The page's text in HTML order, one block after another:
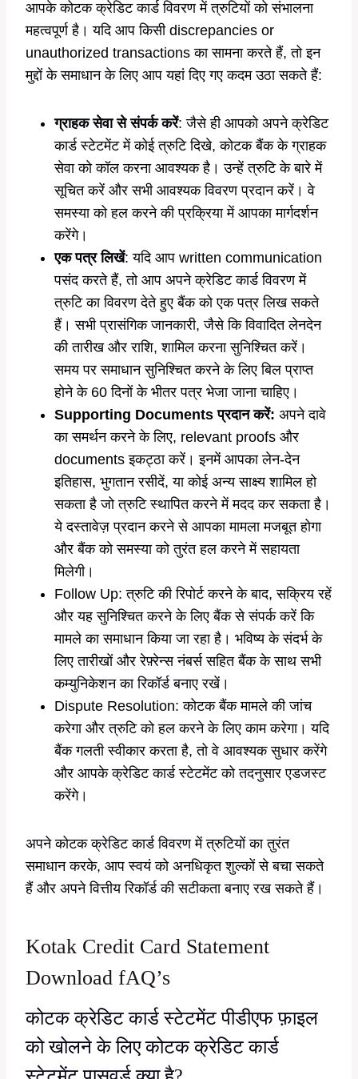
आपके कोटक क्रेडिट कार्ड विवरण में त्रुटियों को संभालना
महत्वपूर्ण है। यदि आप किसी discrepancies or
unauthorized transactions का सामना करते हैं, तो इन
मुद्दों के समाधान के लिए आप यहां दिए गए कदम उठा सकते हैं:
ग्राहक सेवा से संपर्क करें: जैसे ही आपको अपने क्रेडिट
कार्ड स्टेटमेंट में कोई त्रुटि दिखे, कोटक बैंक के ग्राहक
सेवा को कॉल करना आवश्यक है। उन्हें त्रुटि के बारे में
सूचित करें और सभी आवश्यक विवरण प्रदान करें। वे
समस्या को हल करने की प्रक्रिया में आपका मार्गदर्शन
करेंगे।
एक पत्र लिखें: यदि आप written communication
पसंद करते हैं, तो आप अपने क्रेडिट कार्ड विवरण में
त्रुटि का विवरण देते हुए बैंक को एक पत्र लिख सकते
हैं। सभी प्रासंगिक जानकारी, जैसे कि विवादित लेनदेन
की तारीख और राशि, शामिल करना सुनिश्चित करें।
समय पर समाधान सुनिश्चित करने के लिए बिल प्राप्त
होने के 60 दिनों के भीतर पत्र भेजा जाना चाहिए।
Supporting Documents प्रदान करें: अपने दावे
का समर्थन करने के लिए, relevant proofs और
documents इकट्ठा करें। इनमें आपका लेन-देन
इतिहास, भुगतान रसीदें, या कोई अन्य साक्ष्य शामिल हो
सकता है जो त्रुटि स्थापित करने में मदद कर सकता है।
ये दस्तावेज़ प्रदान करने से आपका मामला मजबूत होगा
और बैंक को समस्या को तुरंत हल करने में सहायता
मिलेगी।
Follow Up: त्रुटि की रिपोर्ट करने के बाद, सक्रिय रहें
और यह सुनिश्चित करने के लिए बैंक से संपर्क करें कि
मामले का समाधान किया जा रहा है। भविष्य के संदर्भ के
लिए तारीखों और रेफ़्रेन्स नंबर्स सहित बैंक के साथ सभी
कम्युनिकेशन का रिकॉर्ड बनाए रखें।
Dispute Resolution: कोटक बैंक मामले की जांच
करेगा और त्रुटि को हल करने के लिए काम करेगा। यदि
बैंक गलती स्वीकार करता है, तो वे आवश्यक सुधार करेंगे
और आपके क्रेडिट कार्ड स्टेटमेंट को तदनुसार एडजस्ट
करेंगे।
अपने कोटक क्रेडिट कार्ड विवरण में त्रुटियों का तुरंत
समाधान करके, आप स्वयं को अनधिकृत शुल्कों से बचा सकते
हैं और अपने वित्तीय रिकॉर्ड की सटीकता बनाए रख सकते हैं।
Kotak Credit Card Statement
Download fAQ’s
कोटक क्रेडिट कार्ड स्टेटमेंट पीडीएफ फ़ाइल
को खोलने के लिए कोटक क्रेडिट कार्ड